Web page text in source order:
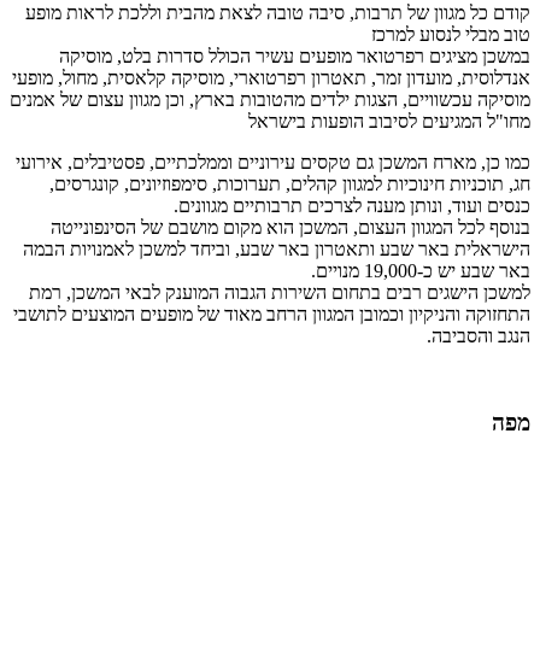
קודם כל מגוון של תרבות, סיבה טובה לצאת מהבית וללכת לראות מופע
טוב מבלי לנסוע למרכז
במשכן מציגים רפרטואר מופעים עשיר הכולל סדרות בלט, מוסיקה
אנדלוסית, מועדון זמר, תאטרון רפרטוארי, מוסיקה קלאסית, מחול, מופעי
מוסיקה עכשוויים, הצגות ילדים מהטובות בארץ, וכן מגוון עצום של אמנים
מחו"ל המגיעים לסיבוב הופעות בישראל
כמו כן, מארח המשכן גם טקסים עירוניים וממלכתיים, פסטיבלים, אירועי
חג, תוכניות חינוכיות למגוון קהלים, תערוכות, סימפוזיונים, קונגרסים,
כנסים ועוד, ונותן מענה לצרכים תרבותיים מגוונים.
בנוסף לכל המגוון העצום, המשכן הוא מקום מושבם של הסינפונייטה
הישראלית באר שבע ותאטרון באר שבע, וביחד למשכן לאמנויות הבמה
באר שבע יש כ-19,000 מנויים.
למשכן הישגים רבים בתחום השירות הגבוה המוענק לבאי המשכן, רמת
התחזוקה והניקיון וכמובן המגוון הרחב מאוד של מופעים המוצעים לתושבי
הנגב והסביבה.
מפה